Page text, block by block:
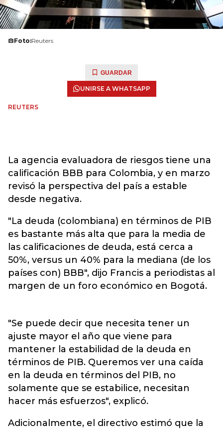
Foto:Reuters
GUARDAR
UNIRSE A WHATSAPP
REUTERS
La agencia evaluadora de riesgos tiene una
calificación BBB para Colombia, y en marzo
revisó la perspectiva del país a estable
desde negativa.
"La deuda (colombiana) en términos de PIB
es bastante más alta que para la media de
las calificaciones de deuda, está cerca a
50%, versus un 40% para la mediana (de los
países con) BBB", dijo Francis a periodistas al
margen de un foro económico en Bogotá.
"Se puede decir que necesita tener un
ajuste mayor el año que viene para
mantener la estabilidad de la deuda en
términos de PIB. Queremos ver una caída
en la deuda en términos del PIB, no
solamente que se estabilice, necesitan
hacer más esfuerzos", explicó.
Adicionalmente, el directivo estimó que la